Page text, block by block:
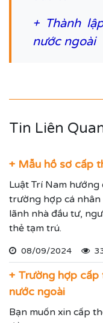
+ Thành
nước ngoài
Tin Liên
+ Mẫu hồ sơ cấp
Luật Trí Nam
trường hợp cá
lãnh nhà đầu tư,
thẻ tạm trú.
08/09/2024
+ Trường hợp
nước ngoài
Bạn muốn xin cấp